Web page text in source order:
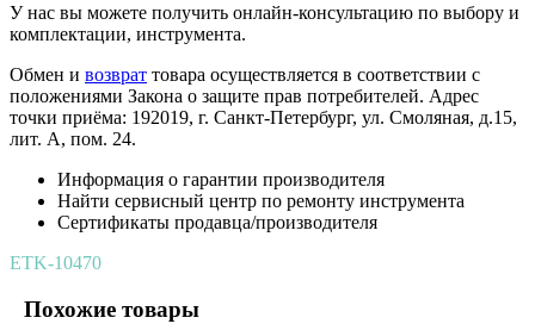
У нас вы можете получить онлайн-консультацию по выбору и
комплектации, инструмента.
Обмен и возврат товара осуществляется в соответствии с
положениями Закона о защите прав потребителей. Адрес
точки приёма: 192019, г. Санкт-Петербург, ул. Смоляная, д.15,
лит. А, пом. 24.
Информация о гарантии производителя
Найти сервисный центр по ремонту инструмента
Сертификаты продавца/производителя
ETK-10470
Похожие товары